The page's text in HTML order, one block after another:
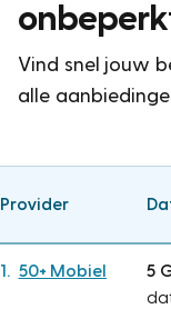
Vind snel jouw
alle
Provider
50+ Mobiel
5